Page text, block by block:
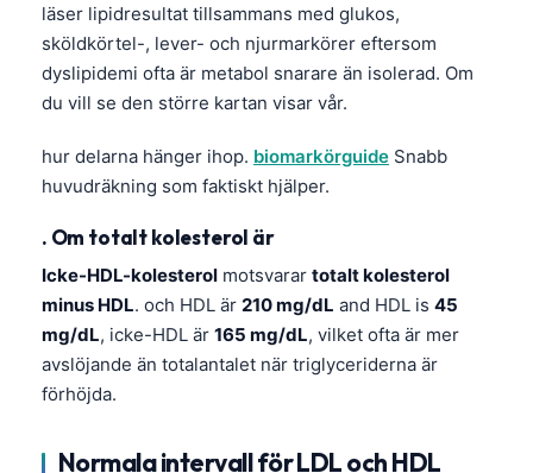
läser lipidresultat tillsammans med glukos,
sköldkörtel-, lever- och njurmarkörer eftersom
dyslipidemi ofta är metabol snarare än isolerad. Om
du vill se den större kartan visar vår.
hur delarna hänger ihop. biomarkörguide Snabb
huvudräkning som faktiskt hjälper.
. Om totalt kolesterol är
Icke-HDL-kolesterol motsvarar totalt kolesterol
minus HDL. och HDL är 210 mg/dL and HDL is 45
mg/dL, icke-HDL är 165 mg/dL, vilket ofta är mer
avslöjande än totalantalet när triglyceriderna är
förhöjda.
Normala intervall för LDL och HDL